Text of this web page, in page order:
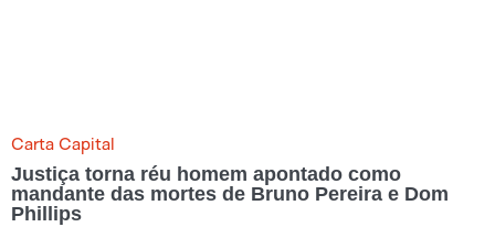
Carta Capital
Justiça torna réu homem apontado como
mandante das mortes de Bruno Pereira e Dom
Phillips